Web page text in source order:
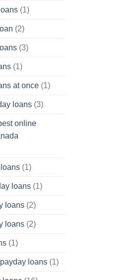
(1)
(2)
(3)
(1)
at once(1)
loans(3)
online
(1)
loans(1)
loans(2)
loans(2)
(1)
loans(1)